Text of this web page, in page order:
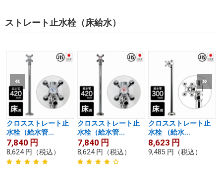
ストレート止水栓（床給水）
クロスストレート止
水栓（給水管...
7,840 円
8,624 円 （税込）
クロスストレート止
水栓（給水管...
7,840 円
8,624 円 （税込）
クロスストレート止
水栓 （給水...
8,623 円
9,485 円 （税込）